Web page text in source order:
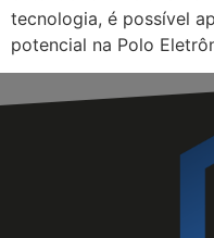
tecnologia, é possível
potencial na Polo